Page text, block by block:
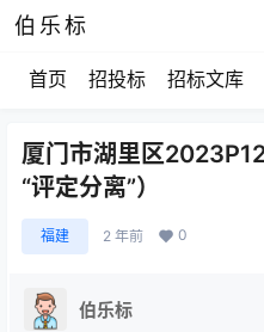
伯乐标
首页 招投标 招标文库
厦门市湖里区
“评定分离”）
福建 2 年前 0
伯乐标